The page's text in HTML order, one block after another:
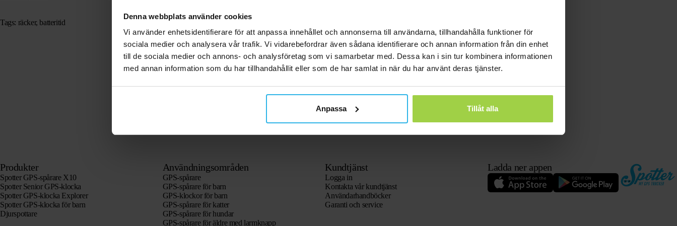
Denna webbplats använder cookies
Vi använder enhetsidentifierare för att anpassa innehållet och annonserna till användarna, tillhandahålla funktioner för
sociala medier och analysera vår trafik. Vi vidarebefordrar även sådana identifierare och annan information från din enhet
till de sociala medier och annons- och analysföretag som vi samarbetar med. Dessa kan i sin tur kombinera informationen
med annan information som du har tillhandahållit eller som de har samlat in när du har använt deras tjänster.
Anpassa Tillåt alla
Tags: räcker, batteritid
Produkter
Spotter GPS-spårare X10
Spotter Senior GPS-klocka
Spotter GPS-klocka Explorer
Spotter GPS-klocka för barn
Djurspottare
Användningsområden
GPS-spårare
GPS-spårare för barn
GPS-klockor för barn
GPS-spårare för katter
GPS-spårare för hundar
GPS-spårare för äldre med larmknapp
Kundtjänst
Logga in
Kontakta vår kundtjänst
Användarhandböcker
Garanti och service
Ladda ner appen